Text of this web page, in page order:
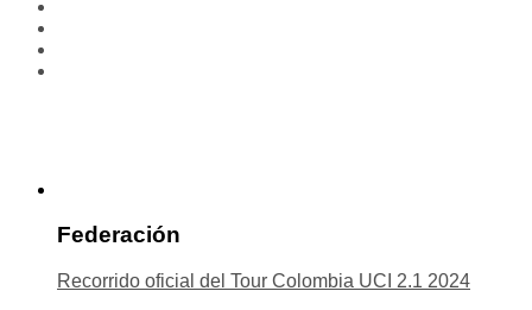
Federación
Recorrido oficial del Tour Colombia UCI 2.1 2024